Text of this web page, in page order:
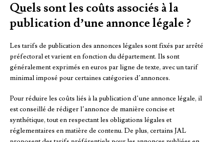
Quels sont les coûts associés à la
publication d’une annonce légale ?
Les tarifs de publication des annonces légales sont fixés par arrêté
préfectoral et varient en fonction du département. Ils sont
généralement exprimés en euros par ligne de texte, avec un tarif
minimal imposé pour certaines catégories d’annonces.
Pour réduire les coûts liés à la publication d’une annonce légale, il
est conseillé de rédiger l’annonce de manière concise et
synthétique, tout en respectant les obligations légales et
réglementaires en matière de contenu. De plus, certains JAL